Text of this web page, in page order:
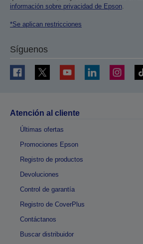
información sobre privacidad de Epson
*Se aplican restricciones
Síguenos
Atención al cliente
Últimas ofertas
Promociones Epson
Registro de productos
Devoluciones
Control de garantía
Registro de CoverPlus
Contáctanos
Buscar distribuidor